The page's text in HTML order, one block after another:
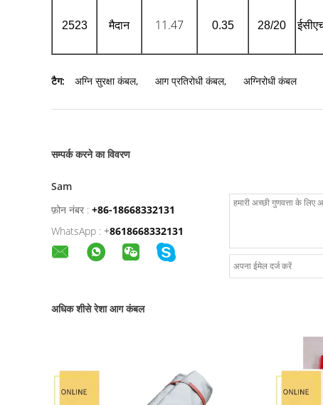
2523 मैदान 11.47 0.35 28/20
टैग: अग्नि सुरक्षा कंबल, आग प्रतिरोधी कंबल, अग्निरोधी कंबल
सम्पर्क करने का विवरण
Sam
फ़ोन नंबर : +86-18668332131
WhatsApp : +8618668332131
अधिक शीसे रेशा आग कंबल